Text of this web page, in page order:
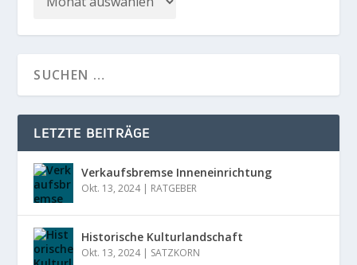
LETZTE BEITRÄGE
Verkaufsbremse Inneneinrichtung
Okt. 13, 2024| RATGEBER
Historische Kulturlandschaft
Okt. 13, 2024| SATZKORN